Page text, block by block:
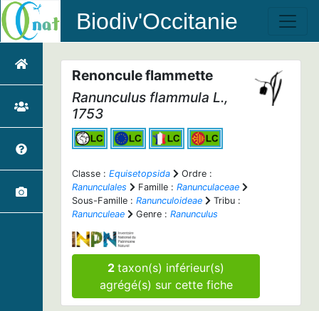
Biodiv'Occitanie
Renoncule flammette
Ranunculus flammula L.,
1753
Classe : Equisetopsida
Ordre :
Ranunculales
Famille : Ranunculaceae
Sous-Famille : Ranunculoideae
Tribu :
Ranunculeae
Genre : Ranunculus
2taxon(s) inférieur(s)
agrégé(s) sur cette fiche